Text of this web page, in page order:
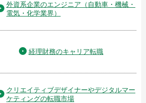
外資系企業のエンジニア（自動車・機械・
電気・化学業界）
経理財務のキャリア転職
クリエイティブデザイナーやデジタルマー
ケティングの転職市場